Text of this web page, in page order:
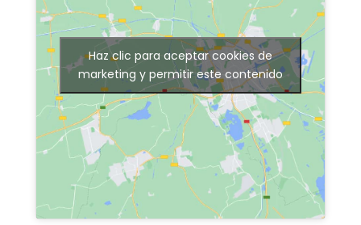
Haz clic para aceptar cookies de
marketing y permitir este contenido